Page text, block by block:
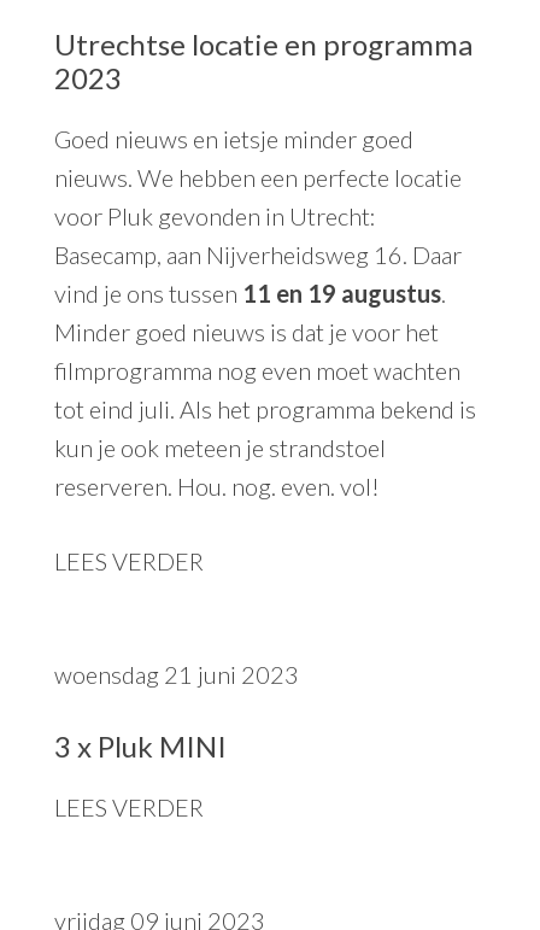
Utrechtse locatie en programma
2023
Goed nieuws en ietsje minder goed
nieuws. We hebben een perfecte locatie
voor Pluk gevonden in Utrecht:
Basecamp, aan Nijverheidsweg 16. Daar
vind je ons tussen 11 en 19 augustus.
Minder goed nieuws is dat je voor het
filmprogramma nog even moet wachten
tot eind juli. Als het programma bekend is
kun je ook meteen je strandstoel
reserveren. Hou. nog. even. vol!
LEES VERDER
woensdag 21 juni 2023
3 x Pluk MINI
LEES VERDER
vrijdag 09 juni 2023